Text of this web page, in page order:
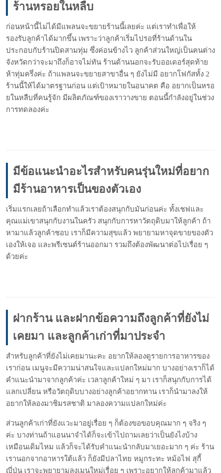
ร้านหรอยในหลืบ
ก่อนหน้านี้ไม่ได้มีแพลนจะขยายร้านนี้เลยค่ะ แต่เราทำเพื่อให้
รองรับลูกค้าได้มากขึ้น เพราะว่าลูกค้าเริ่มไปรอที่ร้านด้านใน
ประกอบกับร้านปิดสามทุ่ม ซึ่งค่อนข้างไว ลูกค้าส่วนใหญ่เป็นคนต่าง
จังหวัดกว่าจะมาถึงก็อาจไม่ทัน ร้านด้านนอกจะรับออเดอร์สุดท้าย
ห้าทุ่มครึ่งค่ะ ถ้าแพลนจะขยายสาขาอื่น ๆ ยังไม่มี อยากโฟกัสทั้ง 2
ร้านนี้ให้ได้มาตรฐานก่อน แต่เป้าหมายในอนาคต คือ อยากเป็นหรอ
ยในหลืบที่คนรู้จัก มีผลิตภัณฑ์ของเราวางขาย ตอนนี้กำลังอยู่ในช่วง
การทดลองค่ะ
มีข้อแนะนำอะไรสำหรับคนรุ่นใหม่ที่อยาก
มีร้านอาหารเป็นของตัวเอง
เริ่มแรกเลยถ้าเลือกทำแล้วเราต้องสนุกกับมันก่อนค่ะ ทั้งเชฟและ
คุณแม่เขาสนุกกับงานในครัว สนุกกับการหาวัตถุดิบมาให้ลูกค้า ถ้า
หามาแล้วลูกค้าชอบ เราก็มีความสุขแล้ว พยายามหาจุดขายของตัว
เองให้เจอ และพรีเซนต์ร้านออกมา รวมถึงต้องพัฒนาต่อไปเรื่อย ๆ
ด้วยค่ะ
ฝากร้าน และฝากข้อความถึงลูกค้าที่ยังไม่
เคยมา และลูกค้าเก่าที่มาประจำ
สำหรับลูกค้าที่ยังไม่เคยมานะคะ อยากให้ลองดูรายการอาหารของ
เราก่อน เมนูจะมีความน่าสนใจและแปลกใหม่มาก บางอย่างเราก็ได้
คำแนะนำมาจากลูกค้าค่ะ เวลาลูกค้าใหม่ ๆ มา เราก็สนุกกับการได้
แลกเปลี่ยน หรือวัตถุดิบบางอย่างลูกค้าอยากทาน เราก็นำมาลงให้
อยากให้ลองมาชิมรสชาติ มาลองความแปลกใหม่ค่ะ
ส่วนลูกค้าเก่าที่ยังแวะมาอยู่เรื่อย ๆ ก็ต้องขอขอบคุณมาก ๆ จริง ๆ
ค่ะ บางท่านถ้าแอนนาจำได้ก็จะเข้าไปถามเลยว่าเป็นยังไงบ้าง
เหมือนเดิมไหม แล้วก็จะได้รับคำแนะนำกลับมาเยอะมาก ๆ ค่ะ ร้าน
เรานอกจากอาหารใต้แล้ว ก็ยังมีปลาไทย หมูกระทะ หม้อไฟ สุกี้
ญี่ปุ่น เราจะพยายามลงเมนูใหม่เรื่อย ๆ เพราะอยากให้ลูกค้ามาแล้ว